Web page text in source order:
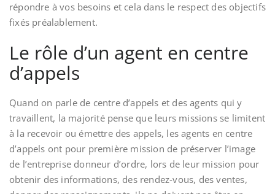
répondre à vos besoins et cela dans le respect des objectifs
fixés préalablement.
Le rôle d’un agent en centre
d’appels
Quand on parle de centre d’appels et des agents qui y
travaillent, la majorité pense que leurs missions se limitent
à la recevoir ou émettre des appels, les agents en centre
d’appels ont pour première mission de préserver l’image
de l’entreprise donneur d’ordre, lors de leur mission pour
obtenir des informations, des rendez-vous, des ventes,